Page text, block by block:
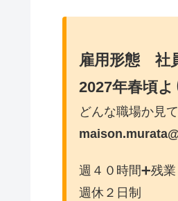
雇用形態
2027年春頃
どんな職場か見
週４０時間➕残
週休２日制